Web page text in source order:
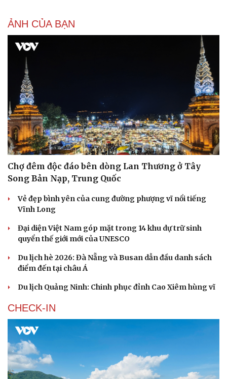
Du lịch
Tư vấn
Săn Tour
check-in
Câu chuyện thời sự
Đọc truyện đêm khuya
Cửa sổ tình yêu
Kể chuyện cho bé
ẢNH CỦA BẠN
Chợ đêm độc đáo bên dòng Lan Thương ở Tây
Song Bản Nạp, Trung Quốc
Vẻ đẹp bình yên của cung đường phượng vĩ nổi tiếng
Vĩnh Long
Đại diện Việt Nam góp mặt trong 14 khu dự trữ sinh
quyển thế giới mới của UNESCO
Du lịch hè 2026: Đà Nẵng và Busan dẫn đầu danh sách
điểm đến tại châu Á
Du lịch Quảng Ninh: Chinh phục đỉnh Cao Xiêm hùng vĩ
CHECK-IN